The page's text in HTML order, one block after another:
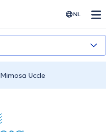
NL
Uccle